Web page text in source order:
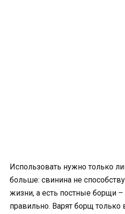
Использовать нужно только
больше: свинина не
жизни, а есть постные борщи
правильно. Варят борщ